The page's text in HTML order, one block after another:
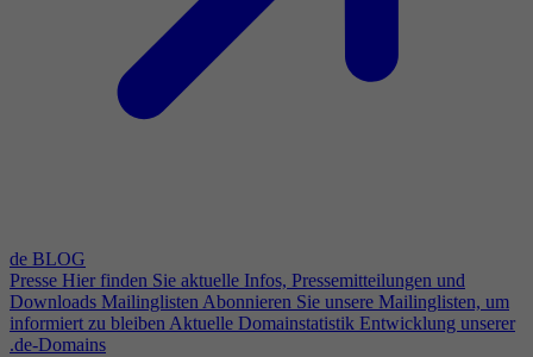
de BLOG
Presse Hier finden Sie aktuelle Infos, Pressemitteilungen und
Downloads Mailinglisten Abonnieren Sie unsere Mailinglisten, um
informiert zu bleiben Aktuelle Domainstatistik Entwicklung unserer
.de-Domains